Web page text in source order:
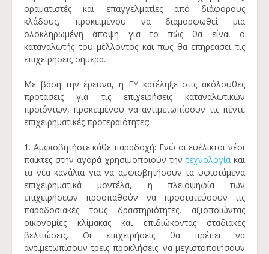
οραματιστές και επαγγελματίες από διάφορους
κλάδους, προκειμένου να διαμορφωθεί μια
ολοκληρωμένη άποψη για το πώς θα είναι ο
καταναλωτής του μέλλοντος και πώς θα επηρεάσει τις
επιχειρήσεις σήμερα.
Με βάση την έρευνα, η ΕΥ κατέληξε στις ακόλουθες
προτάσεις για τις επιχειρήσεις καταναλωτικών
προϊόντων, προκειμένου να αντιμετωπίσουν τις πέντε
επιχειρηματικές προτεραιότητες:
1. Αμφισβητήστε κάθε παραδοχή: Ενώ οι ευέλικτοι νέοι
παίκτες στην αγορά χρησιμοποιούν την τεχνολογίακαι
τα νέα κανάλια για να αμφισβητήσουν τα υφιστάμενα
επιχειρηματικά μοντέλα, η πλειοψηφία των
επιχειρήσεων προσπαθούν να προστατεύσουν τις
παραδοσιακές τους δραστηριότητες, αξιοποιώντας
οικονομίες κλίμακας και επιδιώκοντας σταδιακές
βελτιώσεις. Οι επιχειρήσεις θα πρέπει να
αντιμετωπίσουν τρεις προκλήσεις: να μεγιστοποιήσουν